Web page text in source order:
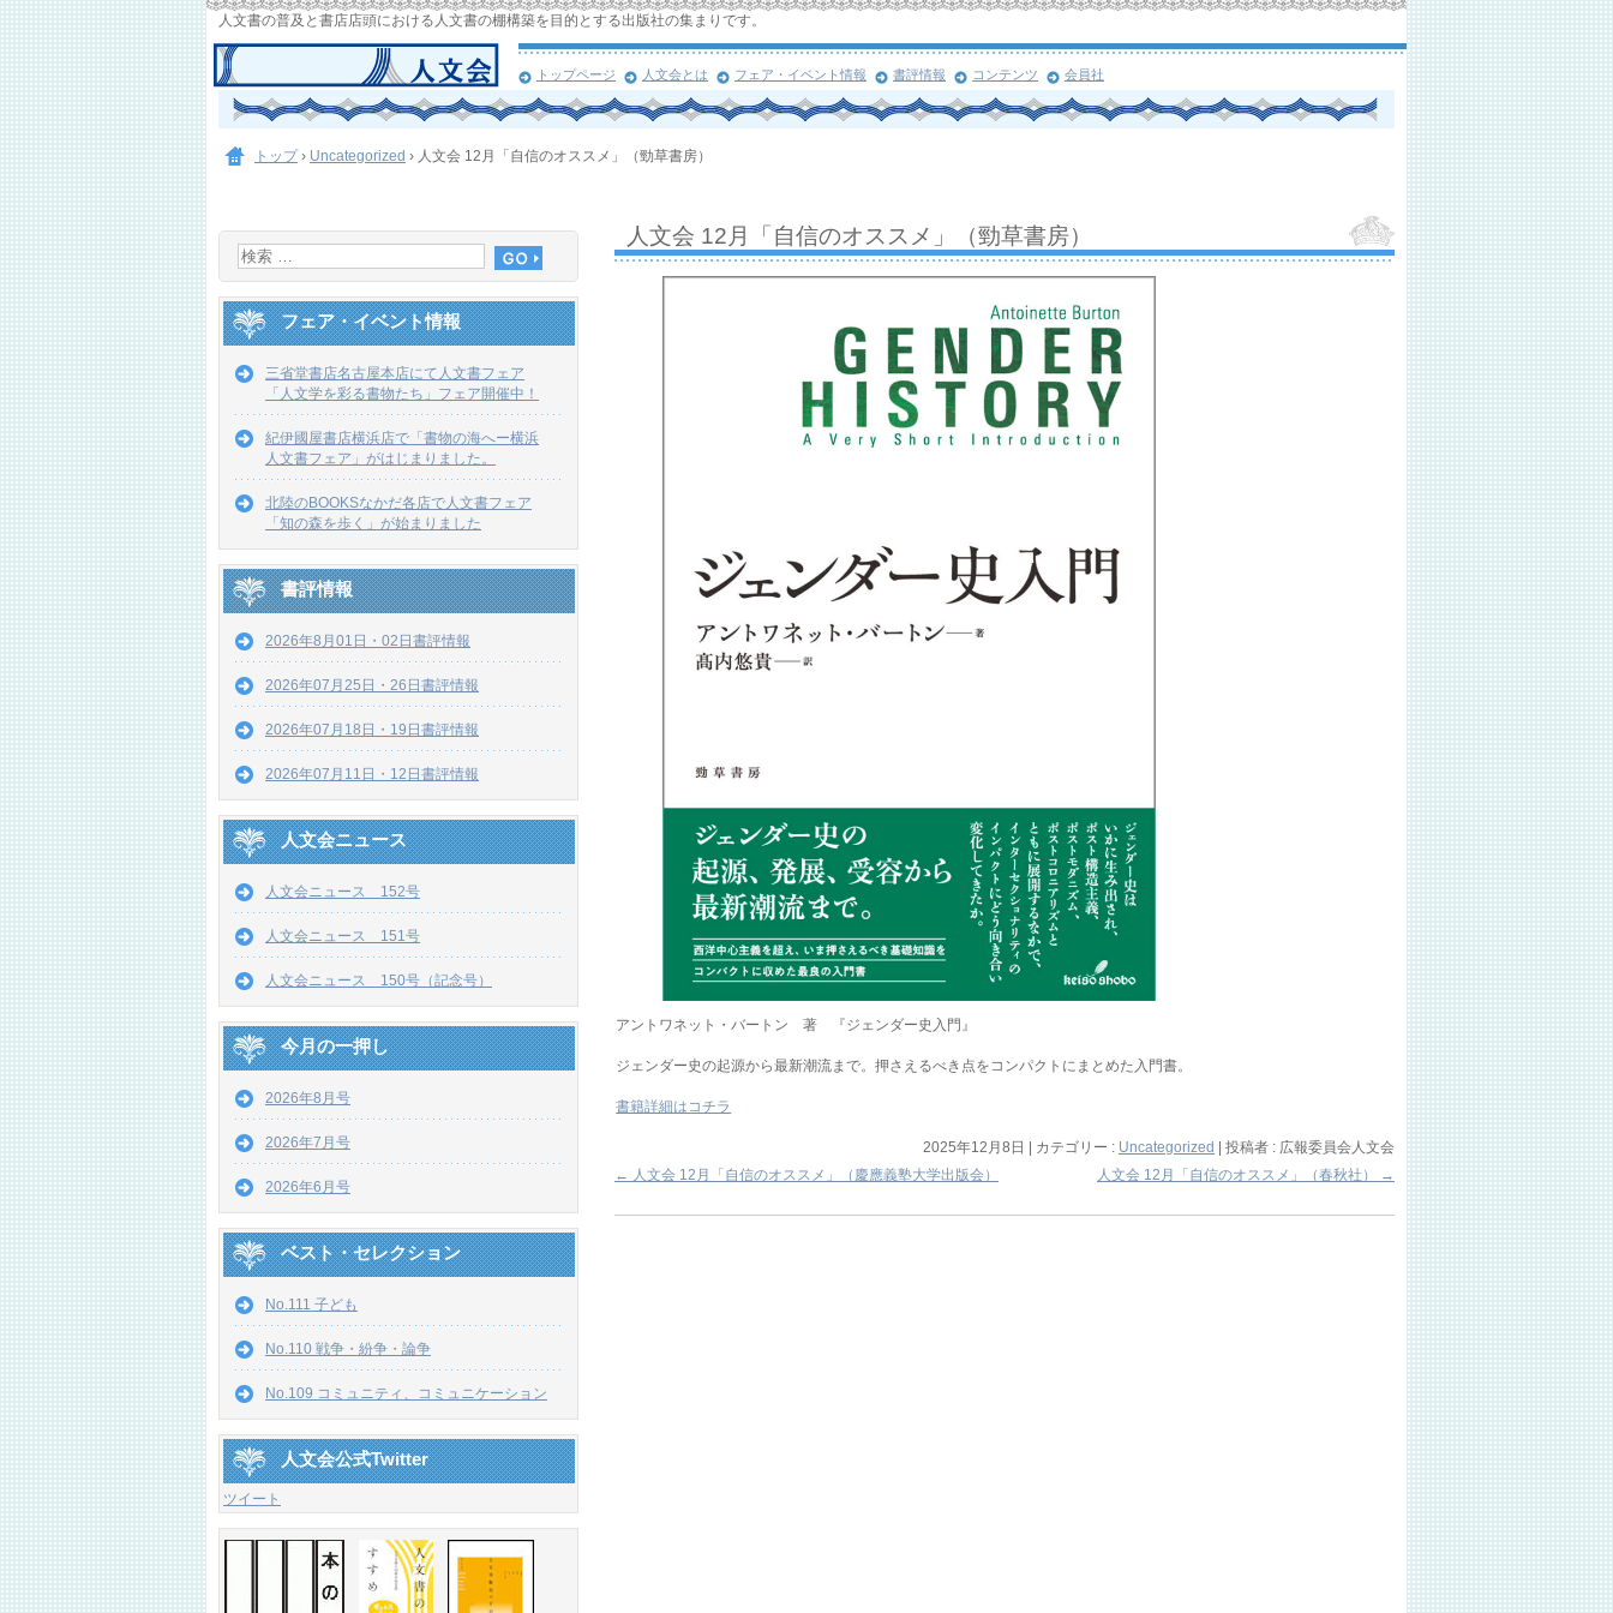
人文書の普及と書店店頭における人文書の棚構築を目的とする出版社の集まりです。
トップページ 人文会とは フェア・イベント情報 書評情報 コンテンツ 会員社
トップ › Uncategorized › 人文会 12月「自信のオススメ」（勁草書房）
人文会 12月「自信のオススメ」（勁草書房）
アントワネット・バートン 著 『ジェンダー史入門』
ジェンダー史の起源から最新潮流まで。押さえるべき点をコンパクトにまとめた入門書。
書籍詳細はコチラ
2025年12月8日 | カテゴリー : Uncategorized | 投稿者 : 広報委員会人文会
← 人文会 12月「自信のオススメ」（慶應義塾大学出版会） 人文会 12月「自信のオススメ」（春秋社） →
フェア・イベント情報
三省堂書店名古屋本店にて人文書フェア
「人文学を彩る書物たち」フェア開催中！
紀伊國屋書店横浜店で「書物の海へー横浜
人文書フェア」がはじまりました。
北陸のBOOKSなかだ各店で人文書フェア
「知の森を歩く」が始まりました
書評情報
2026年8月01日・02日書評情報
2026年07月25日・26日書評情報
2026年07月18日・19日書評情報
2026年07月11日・12日書評情報
人文会ニュース
人文会ニュース 152号
人文会ニュース 151号
人文会ニュース 150号（記念号）
今月の一押し
2026年8月号
2026年7月号
2026年6月号
ベスト・セレクション
No.111 子ども
No.110 戦争・紛争・論争
No.109 コミュニティ、コミュニケーション
人文会公式Twitter
ツイート